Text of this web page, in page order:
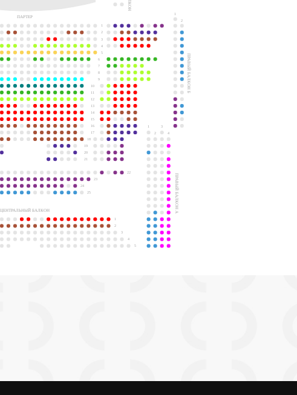
ПРАВЫЙ БАЛКОН Б
ПРАВЫЙ БАЛКОН А
ПАРТЕР
ЦЕНТРАЛЬНЫЙ БАЛКОН
2
3
4
5
6
7
8
9
10
12
13
14
15
16
17
19
20
21
22
23
24
25
2
3
4
5
1
2
2
3
4